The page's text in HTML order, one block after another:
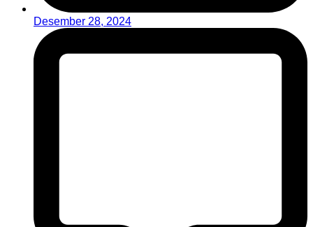
Desember 28, 2024